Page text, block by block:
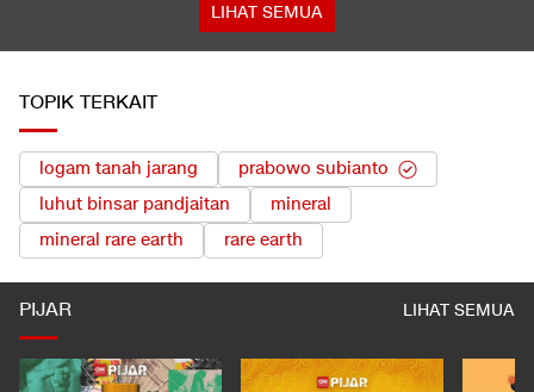
LIHAT SEMUA
TOPIK TERKAIT
logam tanah jarang
prabowo subianto
luhut binsar pandjaitan
mineral
mineral rare earth
rare earth
PIJAR LIHAT SEMUA